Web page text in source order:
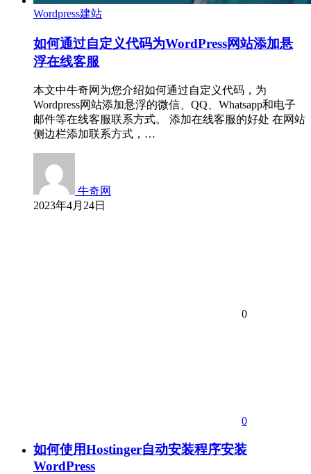
Wordpress建站
如何通过自定义代码为WordPress网站添加悬
浮在线客服
本文中牛奇网为您介绍如何通过自定义代码，为
Wordpress网站添加悬浮的微信、QQ、Whatsapp和电子
邮件等在线客服联系方式。 添加在线客服的好处 在网站
侧边栏添加联系方式，…
牛奇网
2023年4月24日
0
0
如何使用Hostinger自动安装程序安装
WordPress